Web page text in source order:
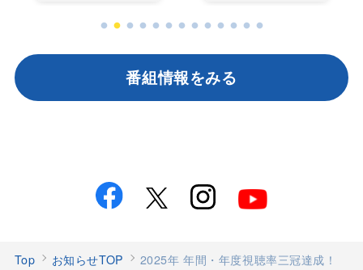
番組情報をみる
Top お知らせTOP 2025年 年間・年度視聴率三冠達成！